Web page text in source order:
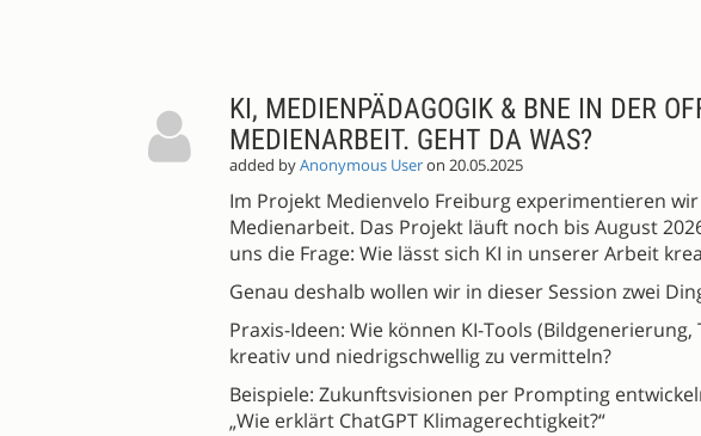
KI, MEDIENPÄDAGOGIK & BNE IN DER
MEDIENARBEIT. GEHT DA WAS?
added byAnonymous Useron 20.05.2025
Im Projekt Medienvelo Freiburg experimentieren
Medienarbeit. Das Projekt läuft noch bis August
uns die Frage: Wie lässt sich KI in unserer Arbeit
Genau deshalb wollen wir in dieser Session zwei
Praxis-Ideen: Wie können KI-Tools (Bildgenerierung,
kreativ und niedrigschwellig zu vermitteln?
Beispiele: Zukunftsvisionen per Prompting
„Wie erklärt ChatGPT Klimagerechtigkeit?“